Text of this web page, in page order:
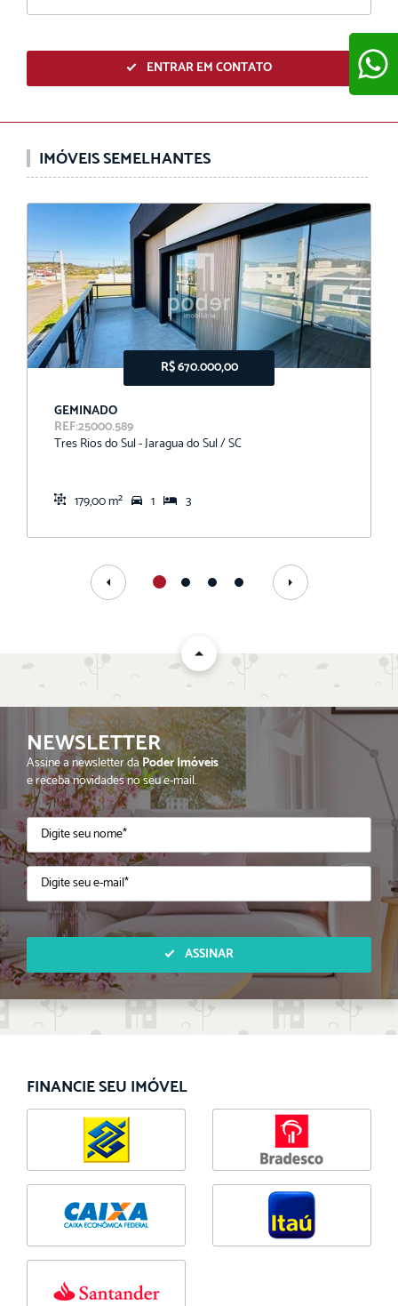
ENTRAR EM CONTATO
IMÓVEIS SEMELHANTES
R$ 670.000,00
GEMINADO
REF:25000.589
Tres Rios do Sul - Jaragua do Sul / SC
179,00 m² 1 3
ENVIAR
NEWSLETTER
Assine a newsletter daPoder Imóveis
e receba novidades no seu e-mail.
ASSINAR
FINANCIE SEU IMÓVEL